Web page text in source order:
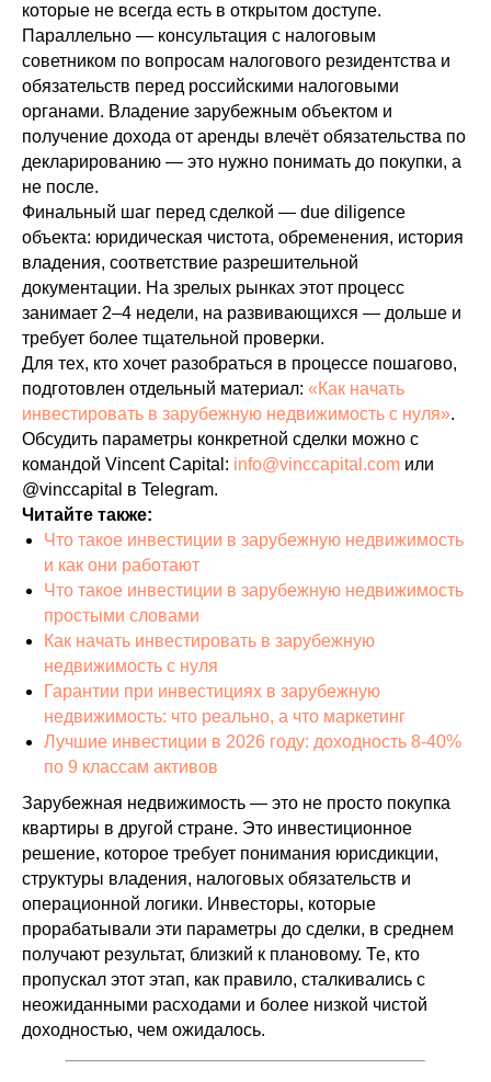
которые не всегда есть в открытом доступе.
Параллельно — консультация с налоговым
советником по вопросам налогового резидентства и
обязательств перед российскими налоговыми
органами. Владение зарубежным объектом и
получение дохода от аренды влечёт обязательства по
декларированию — это нужно понимать до покупки, а
не после.
Финальный шаг перед сделкой — due diligence
объекта: юридическая чистота, обременения, история
владения, соответствие разрешительной
документации. На зрелых рынках этот процесс
занимает 2–4 недели, на развивающихся — дольше и
требует более тщательной проверки.
Для тех, кто хочет разобраться в процессе пошагово,
подготовлен отдельный материал: «Как начать
инвестировать в зарубежную недвижимость с нуля».
Обсудить параметры конкретной сделки можно с
командой Vincent Capital: info@vinccapital.com или
@vinccapital в Telegram.
Читайте также:
Что такое инвестиции в зарубежную недвижимость
и как они работают
Что такое инвестиции в зарубежную недвижимость
простыми словами
Как начать инвестировать в зарубежную
недвижимость с нуля
Гарантии при инвестициях в зарубежную
недвижимость: что реально, а что маркетинг
Лучшие инвестиции в 2026 году: доходность 8-40%
по 9 классам активов
Зарубежная недвижимость — это не просто покупка
квартиры в другой стране. Это инвестиционное
решение, которое требует понимания юрисдикции,
структуры владения, налоговых обязательств и
операционной логики. Инвесторы, которые
прорабатывали эти параметры до сделки, в среднем
получают результат, близкий к плановому. Те, кто
пропускал этот этап, как правило, сталкивались с
неожиданными расходами и более низкой чистой
доходностью, чем ожидалось.